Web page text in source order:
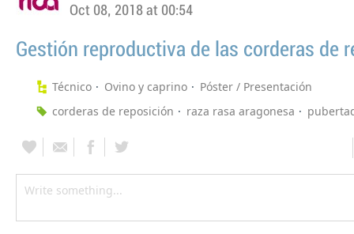
Oct 08, 2018 at 00:54
Gestión reproductiva de las corderas de
Técnico Ovino y caprino
Póster / Presentación
corderas de reposición
raza rasa aragonesa